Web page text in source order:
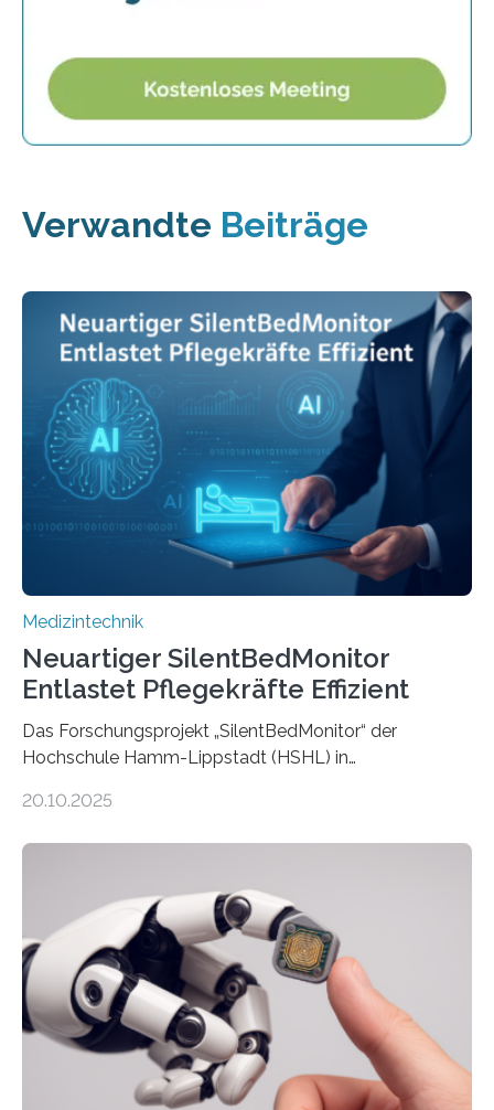
Verwandte Beiträge
Medizintechnik
Neuartiger SilentBedMonitor
Entlastet Pflegekräfte Effizient
Das Forschungsprojekt „SilentBedMonitor“ der
Hochschule Hamm-Lippstadt (HSHL) in
auf Personen ab, die bettlägerig sind oder in ihrer
Entwicklung der Sensorik und Datenübertragung. Die
HSHL verantwortet die wissenschaftliche Begleitung
sowie die KI-gestützte Datenauswertung. Das Ziel ist
die Entwicklung eines berührungslosen
Assistenzsystems, das den Zustand der Person
kontinuierlich erfasst, pflegende Personen unterstützt
und in Notfällen selbstständig Alarm schlägt. „Die Idee
20.10.2025